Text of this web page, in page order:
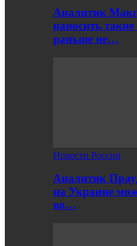
Аналитик
наносить
раньше не…
Новости России
Аналитик
на Украине
во…